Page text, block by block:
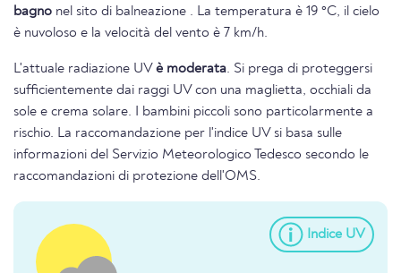
bagno nel sito di balneazione . La temperatura è 19 °C, il cielo
è nuvoloso e la velocità del vento è 7 km/h.
L'attuale radiazione UV è moderata. Si prega di proteggersi
sufficientemente dai raggi UV con una maglietta, occhiali da
sole e crema solare. I bambini piccoli sono particolarmente a
rischio. La raccomandazione per l'indice UV si basa sulle
informazioni del Servizio Meteorologico Tedesco secondo le
raccomandazioni di protezione dell'OMS.
Indice UV